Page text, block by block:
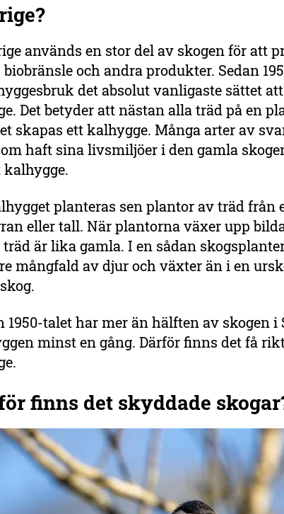
används en stor del av skogen för att
och andra produkter. Sedan
det absolut vanligaste sättet
Det betyder att nästan alla träd på en
skapas ett kalhygge. Många arter av
haft sina livsmiljöer i den gamla
kalhygge.
planteras sen plantor av träd från
eller tall. När plantorna växer upp
träd är lika gamla. I en sådan
mångfald av djur och växter än i en
1950-talet har mer än hälften av skogen
minst en gång. Därför finns det få
finns det skyddade